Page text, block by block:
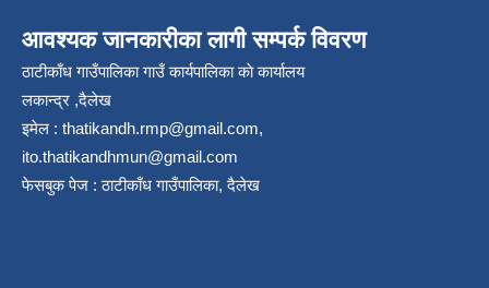
आवश्यक जानकारीका लागी सम्पर्क विवरण
ठाटीकाँध गाउँपालिका गाउँ कार्यपालिका काे कार्यालय
लकान्द्र ,दैलेख
इमेल : thatikandh.rmp@gmail.com,
ito.thatikandhmun@gmail.com
फेसबुक पेज : ठाटीकाँध गाउँपालिका, दैलेख